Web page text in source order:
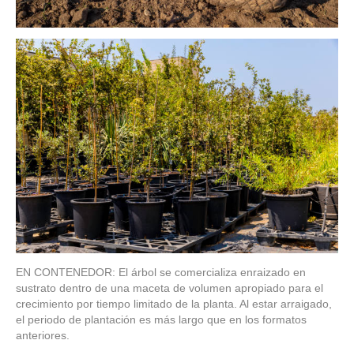
EN CONTENEDOR: El árbol se comercializa enraizado en
sustrato dentro de una maceta de volumen apropiado para el
crecimiento por tiempo limitado de la planta. Al estar arraigado,
el periodo de plantación es más largo que en los formatos
anteriores.